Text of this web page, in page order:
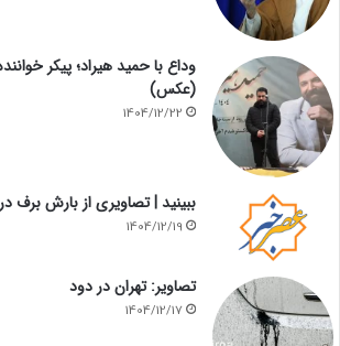
وداع با حمید هیراد؛ پیکر
(عکس)
1404/12/22
ببینید | تصاویری از بارش برف
1404/12/19
تصاویر: تهران در دود
1404/12/17